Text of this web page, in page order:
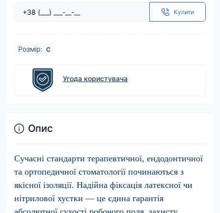
Купити
Розмір: С
Угода користувача
Опис
Сучасні стандарти терапевтичної, ендодонтичної
та ортопедичної стоматології починаються з
якісної ізоляції. Надійна фіксація латексної чи
нітрилової хустки — це єдина гарантія